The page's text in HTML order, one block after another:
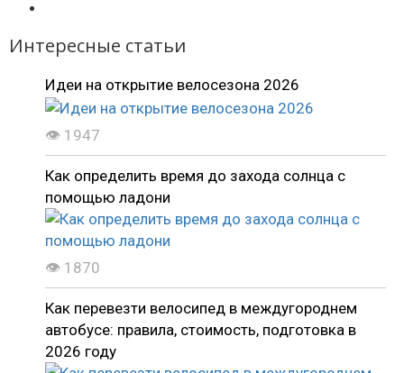
Интересные статьи
Идеи на открытие велосезона 2026
👁 1947
Как определить время до захода солнца с
помощью ладони
👁 1870
Как перевезти велосипед в междугороднем
автобусе: правила, стоимость, подготовка в
2026 году